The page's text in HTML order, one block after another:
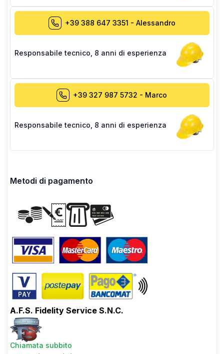
+39 388 647 3351 - Alessandro
Responsabile tecnico 8 anni di esperienza
+39 327 987 5732 - Marco
Responsabile tecnico 8 anni di esperienza
Metodi di pagamento
A.F.S. Fidelity Service S.N.C.
Chiamata subbito